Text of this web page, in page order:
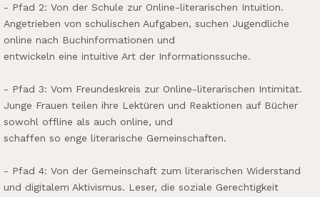
- Pfad 2: Von der Schule zur Online-literarischen Intuition.
Angetrieben von schulischen Aufgaben, suchen Jugendliche
online nach Buchinformationen und
entwickeln eine intuitive Art der Informationssuche.
- Pfad 3: Vom Freundeskreis zur Online-literarischen Intimität.
Junge Frauen teilen ihre Lektüren und Reaktionen auf Bücher
sowohl offline als auch online, und
schaffen so enge literarische Gemeinschaften.
- Pfad 4: Von der Gemeinschaft zum literarischen Widerstand
und digitalem Aktivismus. Leser, die soziale Gerechtigkeit